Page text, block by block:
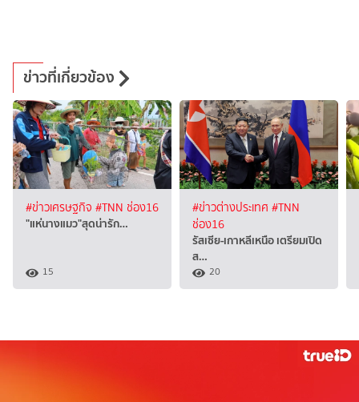
ข่าวที่เกี่ยวข้อง
#ข่าวเศรษฐกิจ #TNN ช่อง16
"แห่นางแมว"สุดน่ารัก…
15
#ข่าวต่างประเทศ #TNN
ช่อง16
รัสเซีย-เกาหลีเหนือ เตรียมเปิด
ส…
20